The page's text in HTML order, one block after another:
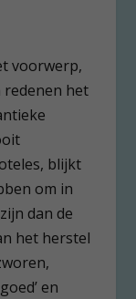
voorwerp,
het
blijkt
om in
dan de
het herstel
en